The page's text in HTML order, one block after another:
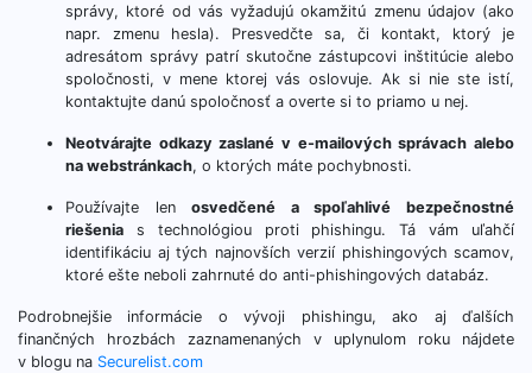
správy, ktoré od vás vyžadujú okamžitú zmenu údajov (ako
napr. zmenu hesla). Presvedčte sa, či kontakt, ktorý je
adresátom správy patrí skutočne zástupcovi inštitúcie alebo
spoločnosti, v mene ktorej vás oslovuje. Ak si nie ste istí,
kontaktujte danú spoločnosť a overte si to priamo u nej.
Neotvárajte odkazy zaslané v e-mailových správach alebo
na webstránkach, o ktorých máte pochybnosti.
Používajte lenosvedčené a spoľahlivé bezpečnostné
riešenia s technológiou proti phishingu. Tá vám uľahčí
identifikáciu aj tých najnovších verzií phishingových scamov,
ktoré ešte neboli zahrnuté do anti-phishingových databáz.
Podrobnejšie informácie o vývoji phishingu, ako aj ďalších
finančných hrozbách zaznamenaných v uplynulom roku nájdete
v blogu na Securelist.com